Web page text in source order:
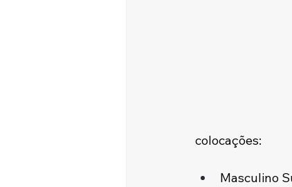
colocações:
Masculino